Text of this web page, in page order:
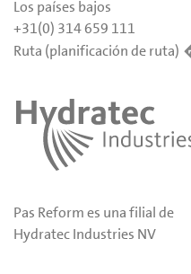
Los países bajos
+31(0) 314 659 111
Ruta (planificación de ruta)
Pas Reform es una filial de
Hydratec Industries NV